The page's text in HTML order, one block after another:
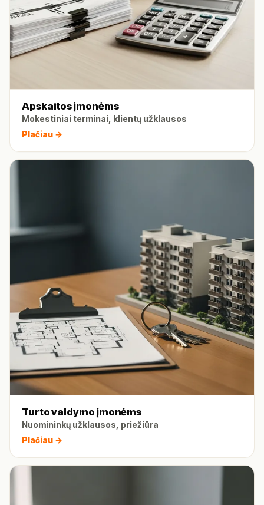
Apskaitos įmonėms
Mokestiniai terminai, klientų užklausos
Plačiau →
Turto valdymo įmonėms
Nuomininkų užklausos, priežiūra
Plačiau →